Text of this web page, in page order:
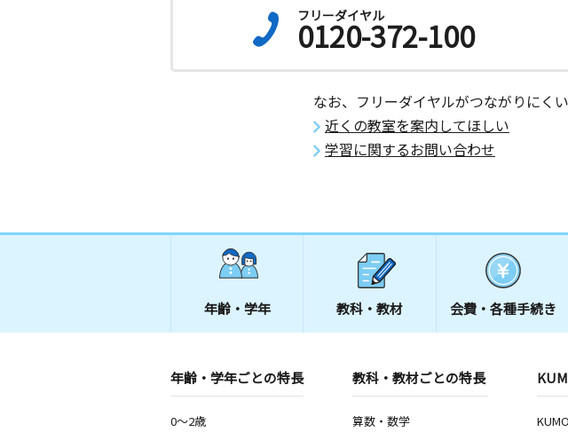
フリーダイヤル
0120-372-100
なお、フリーダイヤルがつながりにく
近くの教室を案内してほしい
学習に関するお問い合わせ
年齢・学年 教科・教材 会費・ 各種手続き
年齢・学年ごとの特長
0～2歳
教科・教材ごとの特長
算数・数学